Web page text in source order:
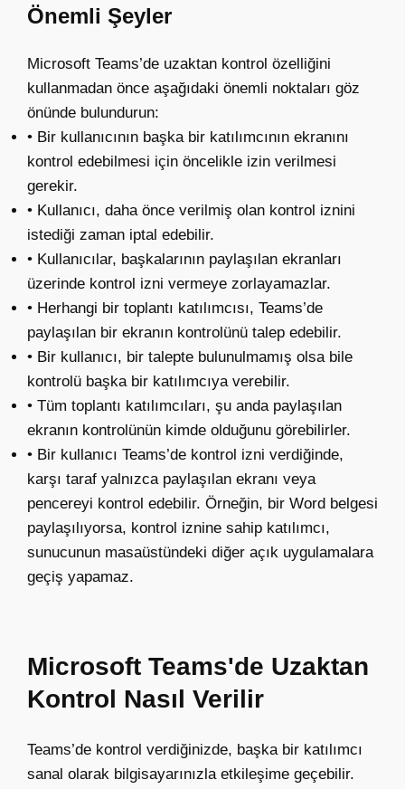
Önemli Şeyler
Microsoft Teams’de uzaktan kontrol özelliğini
kullanmadan önce aşağıdaki önemli noktaları göz
önünde bulundurun:
• Bir kullanıcının başka bir katılımcının ekranını
kontrol edebilmesi için öncelikle izin verilmesi
gerekir.
• Kullanıcı, daha önce verilmiş olan kontrol iznini
istediği zaman iptal edebilir.
• Kullanıcılar, başkalarının paylaşılan ekranları
üzerinde kontrol izni vermeye zorlayamazlar.
• Herhangi bir toplantı katılımcısı, Teams’de
paylaşılan bir ekranın kontrolünü talep edebilir.
• Bir kullanıcı, bir talepte bulunulmamış olsa bile
kontrolü başka bir katılımcıya verebilir.
• Tüm toplantı katılımcıları, şu anda paylaşılan
ekranın kontrolünün kimde olduğunu görebilirler.
• Bir kullanıcı Teams’de kontrol izni verdiğinde,
karşı taraf yalnızca paylaşılan ekranı veya
pencereyi kontrol edebilir. Örneğin, bir Word belgesi
paylaşılıyorsa, kontrol iznine sahip katılımcı,
sunucunun masaüstündeki diğer açık uygulamalara
geçiş yapamaz.
Microsoft Teams'de Uzaktan
Kontrol Nasıl Verilir
Teams’de kontrol verdiğinizde, başka bir katılımcı
sanal olarak bilgisayarınızla etkileşime geçebilir.